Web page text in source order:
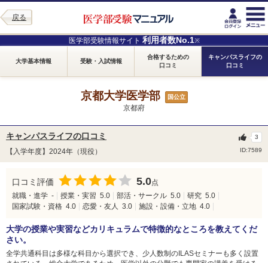
戻る
医学部受験情報サイト 利用者数No.1※
大学基本情報 受験・入試情報
合格するための
口コミ
キャンパスライフの
口コミ
京都大学医学部 国公立
京都府
キャンパスライフの口コミ
【入学年度】2024年（現役） ID:7589
3
口コミ評価 5.0点
就職・進学 - 授業・実習 5.0 部活・サークル 5.0 研究 5.0
国家試験・資格 4.0 恋愛・友人 3.0 施設・設備・立地 4.0
大学の授業や実習などカリキュラムで特徴的なところを教えてくだ
さい。
全学共通科目は多様な科目から選択でき、少人数制のILASセミナーも多く設置